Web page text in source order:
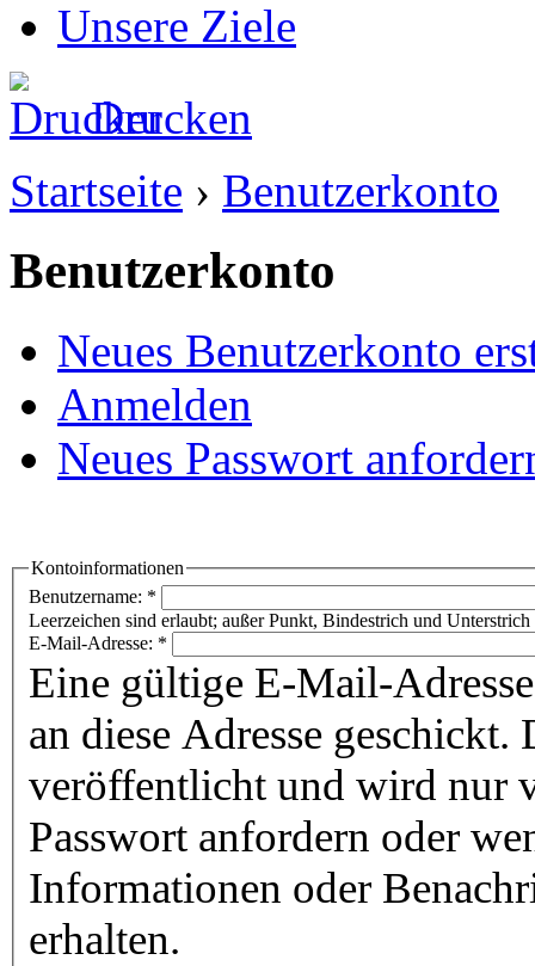
Unsere Ziele
Drucken
Startseite › Benutzerkonto
Benutzerkonto
Neues Benutzerkonto
Anmelden
Neues Passwort
Kontoinformationen
Benutzername: *
Leerzeichen sind erlaubt; außer Punkt, Bindestrich und
E-Mail-Adresse: *
Eine gültige E-Mail-
an diese Adresse
veröffentlicht und wird nur
Passwort anfordern oder
Informationen oder
erhalten.